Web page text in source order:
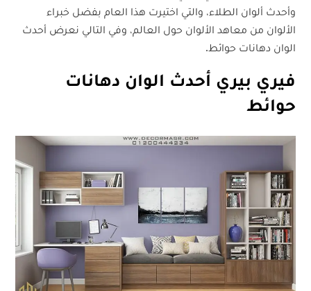
وأحدث ألوان الطلاء، والتي اختيرت هذا العام بفضل خبراء
الألوان من معاهد الألوان حول العالم، وفي التالي نعرض أحدث
الوان دهانات حوائط.
فيري بيري أحدث الوان دهانات
حوائط